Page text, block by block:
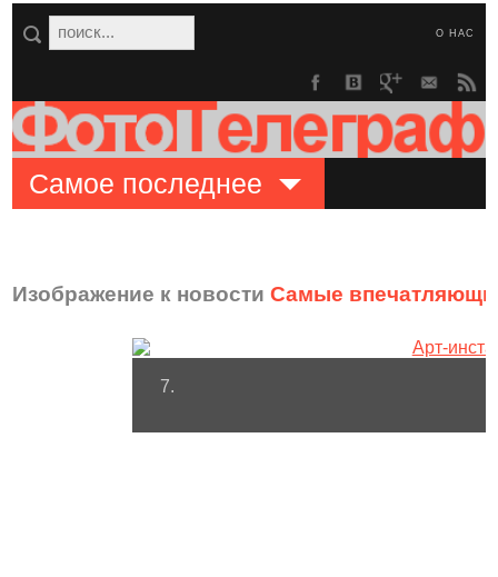
О НАС
Самое последнее
Изображение к новостиСамые
7.